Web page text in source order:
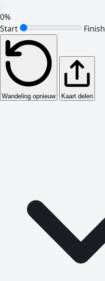
0%
Start
Finish
Wandeling opnieuw Kaart delen